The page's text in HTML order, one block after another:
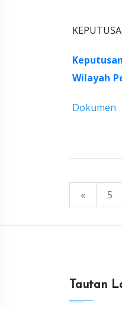
Wilayah
Dokumen
« 5
Tautan